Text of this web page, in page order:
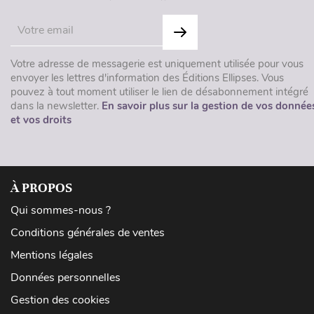
Votre adresse de messagerie est uniquement utilisée pour vous
envoyer les lettres d'information des Éditions Ellipses. Vous
pouvez à tout moment utiliser le lien de désabonnement intégré
dans la newsletter. En savoir plus sur la gestion de vos
et vos droits
À PROPOS
Qui sommes-nous ?
Conditions générales de ventes
Mentions légales
Données personnelles
Gestion des cookies